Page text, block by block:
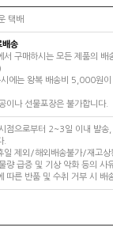
택배
배송
서 구매하시는 모든 제품의 배
에는 왕복 배송비 5,000원이
이나 선물포장은 불가합니다.
점으로부터 2~3일 이내 발송
.
일 제외/해외배송불가/재고상
량 급증 및 기상 악화 등의 사
따른 반품 및 수취 거부 시 배